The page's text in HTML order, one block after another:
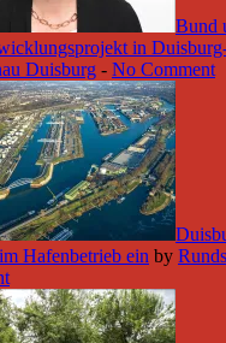
Bund
in
Duisburg - No Comment
Hafenbetrieb ein by